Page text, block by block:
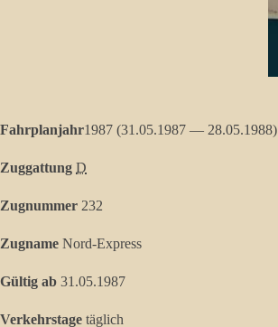
Fahrplanjahr1987 (31.05.1987 — 28.05.1988)
Zuggattung D
Zugnummer 232
Zugname Nord-Express
Gültig ab 31.05.1987
Verkehrstage täglich